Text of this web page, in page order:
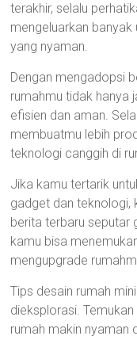
terakhir, selalu
mengeluarkan
yang nyaman.
Dengan mengadopsi
rumahmu tidak hanya
efisien dan aman.
membuatmu lebih
teknologi canggih di
Jika kamu tertarik
gadget dan teknologi,
berita terbaru seputar
kamu bisa
mengupgrade
Tips desain rumah
dieksplorasi.
rumah makin nyaman